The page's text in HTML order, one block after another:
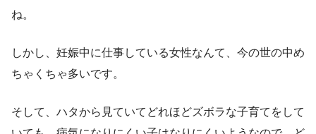
ね。
しかし、妊娠中に仕事している女性なんて、今の世の中め
ちゃくちゃ多いです。
そして、ハタから見ていてどれほどズボラな子育てをして